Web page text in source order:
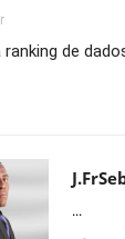
ranking de
...